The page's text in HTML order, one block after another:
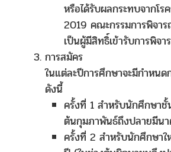
หรือได้รับผลกระทบจากโรค
2019 คณะกรรมการพิจา
เป็นผู้มีสิทธิ์เข้ารับการพิจ
การสมัคร
ในแต่ละปีการศึกษาจะมีกำหน
ดังนี้
ครั้งที่ 1 สำหรับนักศึกษา
ต้นกุมภาพันธ์ถึงปลายมีน
ครั้งที่ 2 สำหรับนักศึกษา